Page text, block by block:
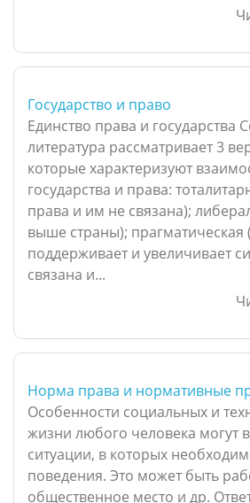
Государство и право
Единство права и государства
литература рассматривает 3
которые характеризуют
государства и права:
права и им не связана);
выше страны); прагматическая
поддерживает и увеличивает
связана и...
Норма права и нормативные
Особенности социальных и
жизни любого человека могут
ситуации, в которых
поведения. Это может быть
общественное место и др.